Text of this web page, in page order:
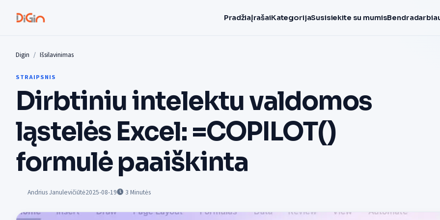
PradžiaĮrašaiKategorijaSusisiekite su mumis
Digin Išsilavinimas
STRAIPSNIS
Dirbtiniu intelektu valdomos
ląstelės Excel: =COPILOT()
formulė paaiškinta
Andrius Janulevičiūtė2025-08-19 3 Minutės